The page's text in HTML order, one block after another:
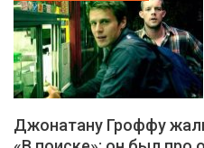
Джонатану Гроффу